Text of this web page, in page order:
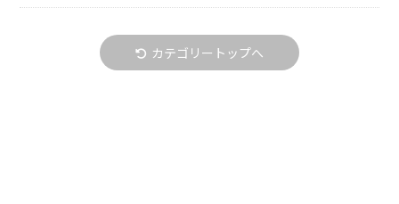
カテゴリートップへ